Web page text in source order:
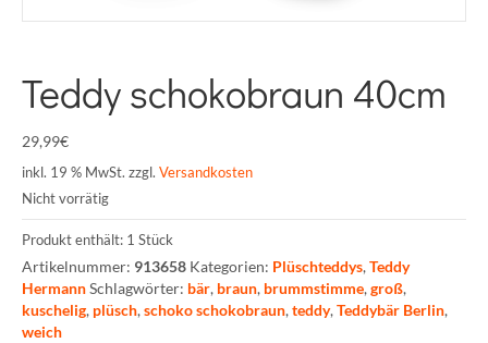
Teddy schokobraun 40cm
29,99€
inkl. 19 % MwSt. zzgl. Versandkosten
Nicht vorrätig
Produkt enthält: 1 Stück
Artikelnummer: 913658 Kategorien: Plüschteddys,Teddy
HermannSchlagwörter: bär, braun, brummstimme,groß,
kuschelig, plüsch,schoko schokobraun,teddy,Teddybär Berlin,
weich